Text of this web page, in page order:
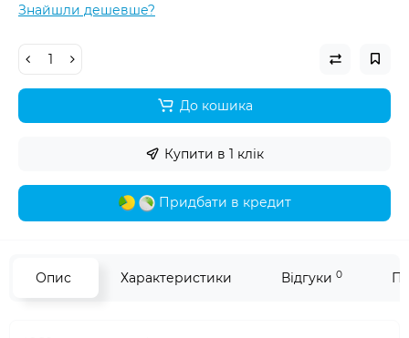
Знайшли дешевше?
До кошика
Купити в 1 клік
Придбати в кредит
Опис Характеристики Відгуки 0